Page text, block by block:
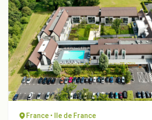
France • Ile de France